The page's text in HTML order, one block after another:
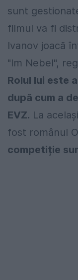
sunt
filmul va fi
Ivanov joacă
"Im Nebel",
Rolul lui este
după cum a
EVZ. La
fost românul
competiție